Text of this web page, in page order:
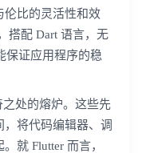
伦比的灵活性和效
搭配 Dart 语言，无
保证应用程序的稳
处的熔炉。这些先
将代码编辑器、调
就 Flutter 而言，